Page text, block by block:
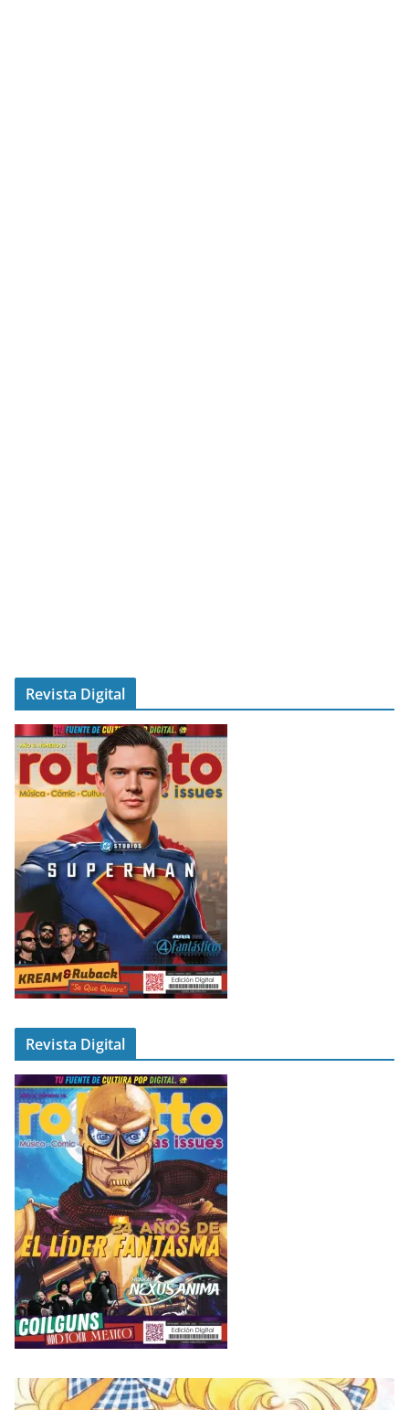
Revista Digital
Revista Digital